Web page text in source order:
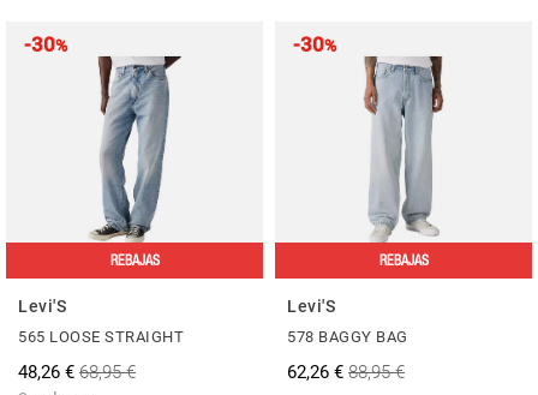
-30%
REBAJAS
Levi'S
565 LOOSE STRAIGHT
48,26 € 68,95 €
-30%
REBAJAS
Levi'S
578 BAGGY BAG
62,26 € 88,95 €